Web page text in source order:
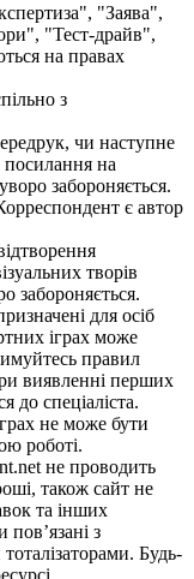
"Заява",
"Тест-драйв",
на правах
з
чи наступне
на
забороняється.
є автор
творів
забороняється.
для осіб
іграх може
правил
виявленні перших
до спеціаліста.
не може бути
роботі.
не проводить
також сайт не
та інших
пов’язані з
Будь-